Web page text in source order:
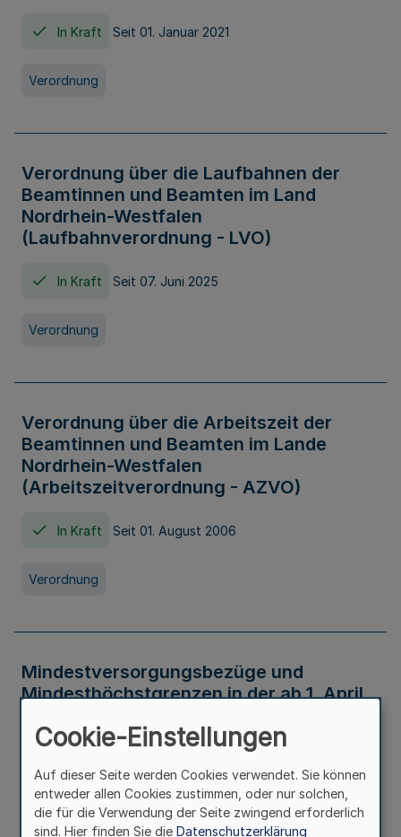
In Kraft Seit 01. Januar 2021
Verordnung
Verordnung über die Laufbahnen der
Beamtinnen und Beamten im Land
Nordrhein-Westfalen
(Laufbahnverordnung - LVO)
In Kraft Seit 07. Juni 2025
Verordnung
Verordnung über die Arbeitszeit der
Beamtinnen und Beamten im Lande
Nordrhein-Westfalen
(Arbeitszeitverordnung - AZVO)
In Kraft Seit 01. August 2006
Verordnung
Mindestversorgungsbezüge und
Mindesthöchstgrenzen in der ab 1. April
Verwaltungsvorschrift
Cookie-Einstellungen
Auf dieser Seite werden Cookies verwendet. Sie können
entweder allen Cookies zustimmen, oder nur solchen,
die für die Verwendung der Seite zwingend erforderlich
sind. Hier finden Sie die Datenschutzerklärung